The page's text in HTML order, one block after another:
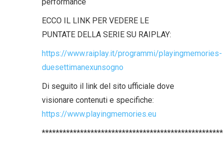
ECCO IL LINK PER VEDERE LE
PUNTATE DELLA SERIE SU RAIPLAY:
https://www.raiplay.it/programmi/playingmemories-
duesettimanexunsogno
Di seguito il link del sito ufficiale dove
visionare contenuti e specifiche:
https://www.playingmemories.eu